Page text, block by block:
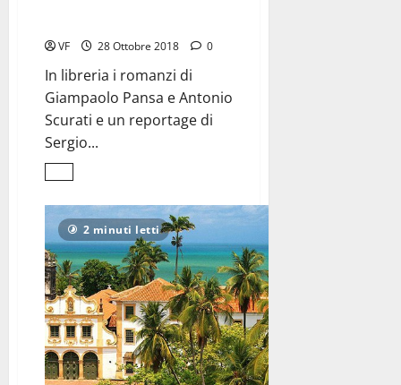
VF 28 Ottobre 2018 0
In libreria i romanzi di
Giampaolo Pansa e Antonio
Scurati e un reportage di
Sergio...
Leggi
più
su
Un
ventotto
ottobre
<BR>in
libreria
2 minuti letti